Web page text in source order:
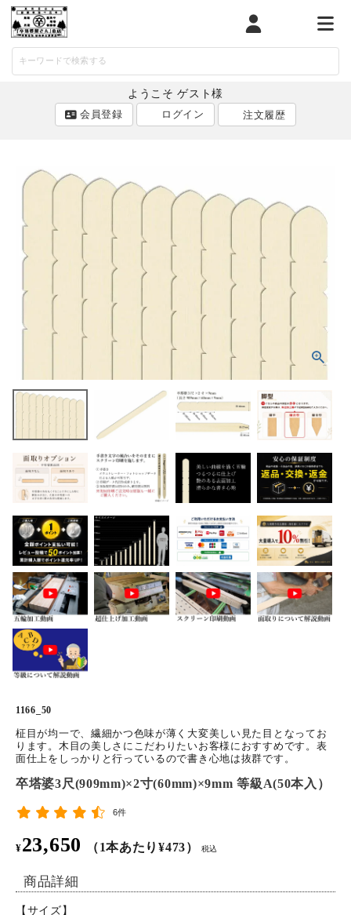
マイページカート メニ
ようこそ ゲスト様
会員登録
ログイン 注文履歴
ようこそ ゲスト 様
会員登録
会員メニュー
ご利用ガイド
お問い合わせ
よみもの
ご購入履歴・再注文
特定商取引法について
1166_50
柾目が均一で、繊細かつ色味が薄く大変美しい見た目となってお
ります。木目の美しさにこだわりたいお客様におすすめです。表
面仕上をしっかりと行っているので書き心地は抜群です。
卒塔婆3尺(909mm)×2寸(60mm)×9mm 等級A(50本入）
6件
¥23,650 （1本あたり¥473） 税込
商品詳細
【サイズ】